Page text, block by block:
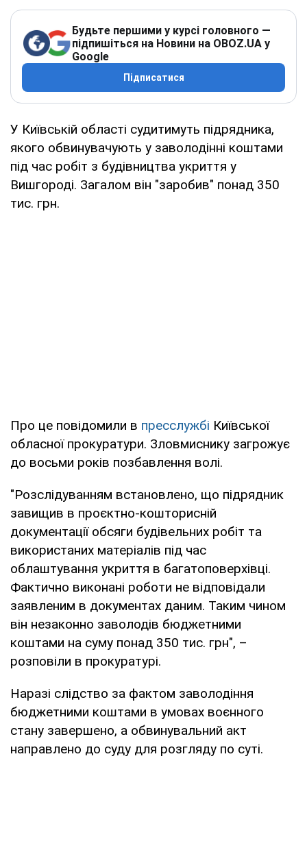
Будьте першими у курсі головного —
підпишіться на Новини на OBOZ.UA у
Google
Підписатися
У Київській області судитимуть підрядника,
якого обвинувачують у заволодінні коштами
під час робіт з будівництва укриття у
Вишгороді. Загалом він "заробив" понад 350
тис. грн.
Про це повідомили в пресслужбі Київської
обласної прокуратури. Зловмиснику загрожує
до восьми років позбавлення волі.
"Розслідуванням встановлено, що підрядник
завищив в проєктно-кошторисній
документації обсяги будівельних робіт та
використаних матеріалів під час
облаштування укриття в багатоповерхівці.
Фактично виконані роботи не відповідали
заявленим в документах даним. Таким чином
він незаконно заволодів бюджетними
коштами на суму понад 350 тис. грн", –
розповіли в прокуратурі.
Наразі слідство за фактом заволодіння
бюджетними коштами в умовах воєнного
стану завершено, а обвинувальний акт
направлено до суду для розгляду по суті.